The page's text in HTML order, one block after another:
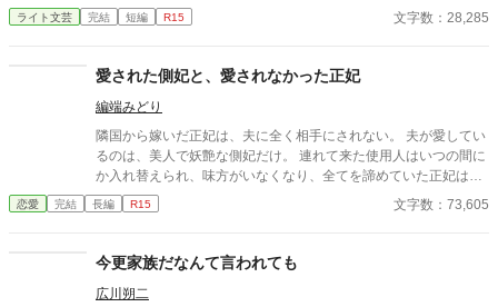
い善意であり、同時に、自分の寂しさが露見するのを恐れる防波
堤でもあった。 しかし彼女は去らない。義父を一人にできないと
止めていた。 昼はいつも通り、義父と嫁として食卓を囲む。けれ
ど夜になると、喪失の闇と孤独が、二人の境界を静かに溶かして
いく。 ある夜を境に、彼女は“何事もない”顔で日々を回し始め、
老人だけが遺影を直視できなくなる。 救いのような笑顔と、罪の
ような温もり。 二人はやがて、外の世界から少しずつ音を失い、
互いだけを必要とする狭い家の中へ沈んでいく――。
ライト文芸 完結 短編 R15 文字数：28,285
愛された側妃と、愛されなかった正妃
編端みどり
隣国から嫁いだ正妃は、夫に全く相手にされない。 夫が愛してい
るのは、美人で妖艶な側妃だけ。 連れて来た使用人はいつの間に
か入れ替えられ、味方がいなくなり、全てを諦めていた正妃は、
ある日側妃に子が産まれたと知った。自分の子として育てろと無
茶振りをした国王と違い、産まれたばかりの赤ん坊は可愛らしか
と決めた。 ※カクヨムさんにも掲載中 ※ 『※』があるところ
は、血の流れるシーンがあります ※センシティブな表現がありま
す。血縁を重視している世界観のためです。このような考え方を
恋愛 完結 長編 R15 文字数：73,605
今更家族だなんて言われても
広川朔二